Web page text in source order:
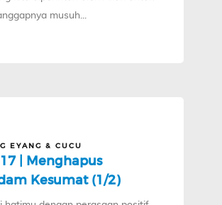
musuh...
EYANG & CUCU
17 | Menghapus
Kesumat (1/2)